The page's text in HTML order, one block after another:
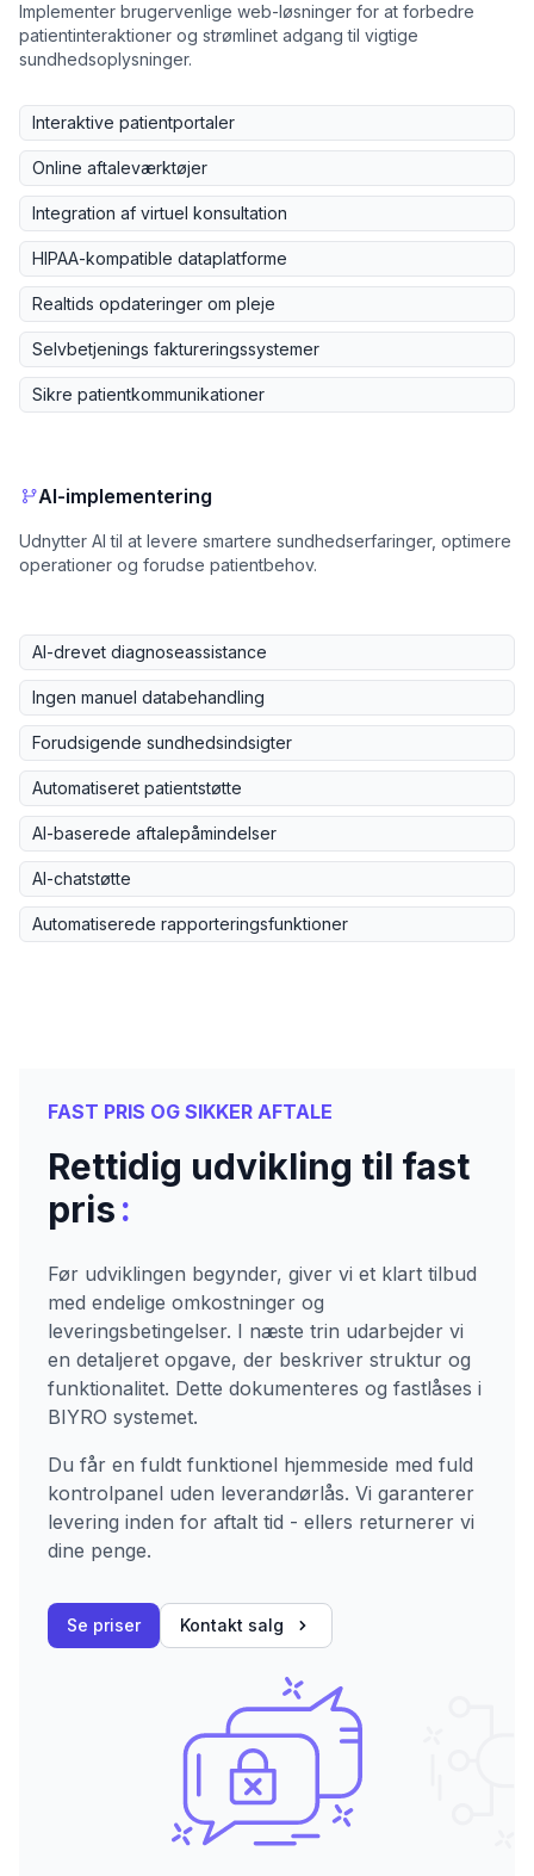
Implementer brugervenlige web-løsninger for at forbedre
patientinteraktioner og strømlinet adgang til vigtige
sundhedsoplysninger.
Interaktive patientportaler
Online aftaleværktøjer
Integration af virtuel konsultation
HIPAA-kompatible dataplatforme
Realtids opdateringer om pleje
Selvbetjenings faktureringssystemer
Sikre patientkommunikationer
AI-implementering
Udnytter AI til at levere smartere sundhedserfaringer, optimere
operationer og forudse patientbehov.
AI-drevet diagnoseassistance
Ingen manuel databehandling
Forudsigende sundhedsindsigter
Automatiseret patientstøtte
AI-baserede aftalepåmindelser
AI-chatstøtte
Automatiserede rapporteringsfunktioner
FAST PRIS OG SIKKER AFTALE
Rettidig udvikling til fast
pris:
Før udviklingen begynder, giver vi et klart tilbud
med endelige omkostninger og
leveringsbetingelser. I næste trin udarbejder vi
en detaljeret opgave, der beskriver struktur og
funktionalitet. Dette dokumenteres og fastlåses i
BIYRO systemet.
Du får en fuldt funktionel hjemmeside med fuld
kontrolpanel uden leverandørlås. Vi garanterer
levering inden for aftalt tid - ellers returnerer vi
dine penge.
Se priser Kontakt salg